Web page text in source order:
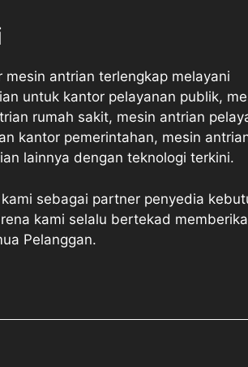
antrian terlengkap melayani
untuk kantor pelayanan publik,
rumah sakit, mesin antrian
kantor pemerintahan, mesin
lainnya dengan teknologi terkini.
sebagai partner penyedia
kami selalu bertekad
Pelanggan.